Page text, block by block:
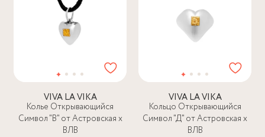
VIVA LA VIKA
Колье Открывающийся
Символ "В" от Астровская х
ВЛВ
VIVA LA VIKA
Кольцо Открывающийся
Символ "Д" от Астровская х
ВЛВ